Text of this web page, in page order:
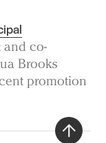
and co-
Brooks
promotion